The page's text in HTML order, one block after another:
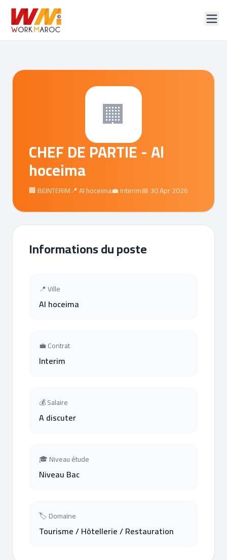
🏢
CHEF DE PARTIE - Al
hoceima
🏢 BEINTERIM📍 Al hoceima💼 Interim📅 30 Apr 2026
Informations du poste
📍 Ville
Al hoceima
💼 Contrat
Interim
💰 Salaire
A discuter
🎓 Niveau étude
Niveau Bac
🏷 Domaine
Tourisme / Hôtellerie / Restauration